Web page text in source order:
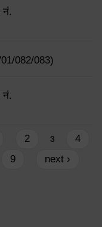
नं.
082/083)
नं.
2 3
4
9
next ›